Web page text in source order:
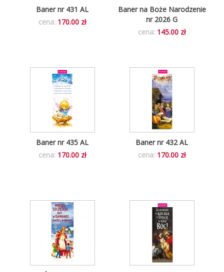
Baner na Boże Narodzenie
nr 2026 G
cena: 145.00 zł
Baner nr 431 AL
cena: 170.00 zł
Baner nr 432 AL
cena: 170.00 zł
Baner nr 435 AL
cena: 170.00 zł